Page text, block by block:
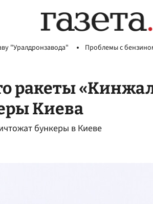
"Уралдронзавода" Проблемы с
ракеты
Киева
бункеры в Киеве